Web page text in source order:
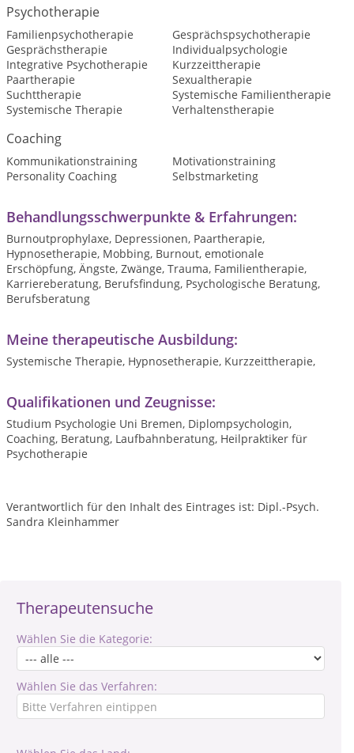
Therapeutensuche
Wählen Sie die Kategorie:
Wählen Sie das Verfahren:
Psychotherapie
Familienpsychotherapie
Gesprächspsychotherapie
Gesprächstherapie
Individualpsychologie
Integrative Psychotherapie
Kurzzeittherapie
Paartherapie
Sexualtherapie
Suchttherapie
Systemische Familientherapie
Systemische Therapie
Verhaltenstherapie
Coaching
Kommunikationstraining
Motivationstraining
Personality Coaching
Selbstmarketing
Behandlungsschwerpunkte & Erfahrungen:
Burnoutprophylaxe, Depressionen, Paartherapie,
Hypnosetherapie, Mobbing, Burnout, emotionale
Erschöpfung, Ängste, Zwänge, Trauma, Familientherapie,
Karriereberatung, Berufsfindung, Psychologische Beratung,
Berufsberatung
Meine therapeutische Ausbildung:
Systemische Therapie, Hypnosetherapie, Kurzzeittherapie,
Qualifikationen und Zeugnisse:
Studium Psychologie Uni Bremen, Diplompsychologin,
Coaching, Beratung, Laufbahnberatung, Heilpraktiker für
Psychotherapie
Verantwortlich für den Inhalt des Eintrages ist: Dipl.-Psych.
Sandra Kleinhammer